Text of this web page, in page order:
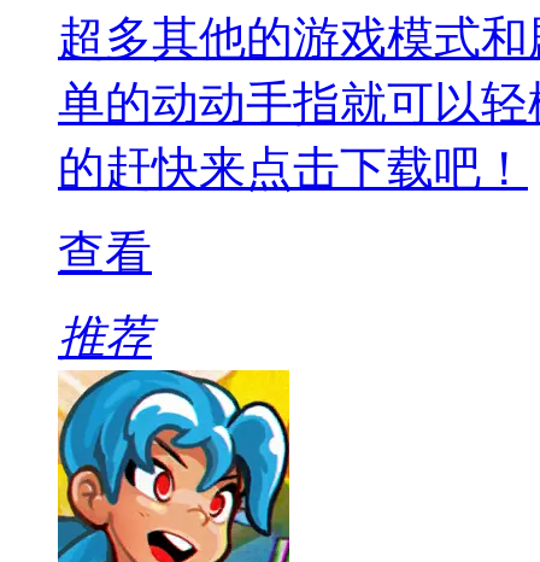
超多其他的游戏模式
单的动动手指就可以
的赶快来点击下载吧！
查看
推荐